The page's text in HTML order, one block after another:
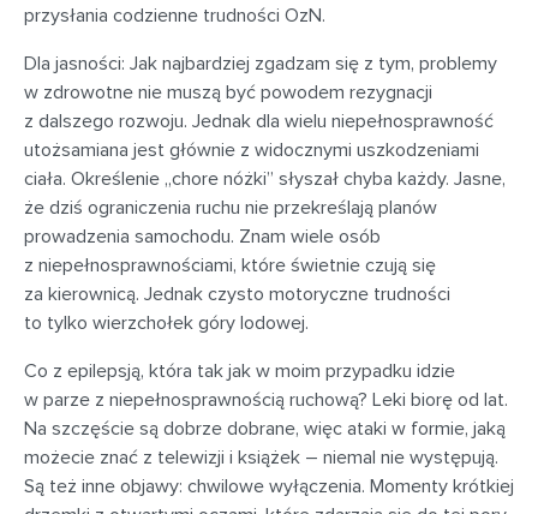
przysłania codzienne trudności OzN.
Dla jasności: Jak najbardziej zgadzam się z tym, problemy
w zdrowotne nie muszą być powodem rezygnacji
z dalszego rozwoju. Jednak dla wielu niepełnosprawność
utożsamiana jest głównie z widocznymi uszkodzeniami
ciała. Określenie „chore nóżki” słyszał chyba każdy. Jasne,
że dziś ograniczenia ruchu nie przekreślają planów
prowadzenia samochodu. Znam wiele osób
z niepełnosprawnościami, które świetnie czują się
za kierownicą. Jednak czysto motoryczne trudności
to tylko wierzchołek góry lodowej.
Co z epilepsją, która tak jak w moim przypadku idzie
w parze z niepełnosprawnością ruchową? Leki biorę od lat.
Na szczęście są dobrze dobrane, więc ataki w formie, jaką
możecie znać z telewizji i książek – niemal nie występują.
Są też inne objawy: chwilowe wyłączenia. Momenty krótkiej